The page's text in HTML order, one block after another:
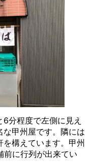
分程度で左側に見え
甲州屋です。隣には
構えています。甲州
前に行列が出来てい